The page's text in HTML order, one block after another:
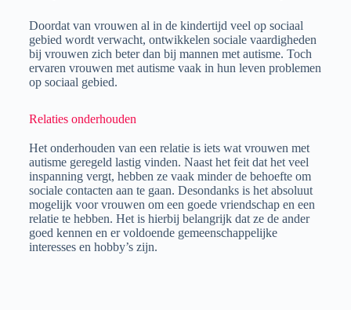
Doordat van vrouwen al in de kindertijd veel op sociaal
gebied wordt verwacht, ontwikkelen sociale vaardigheden
bij vrouwen zich beter dan bij mannen met autisme. Toch
ervaren vrouwen met autisme vaak in hun leven problemen
op sociaal gebied.
Relaties onderhouden
Het onderhouden van een relatie is iets wat vrouwen met
autisme geregeld lastig vinden. Naast het feit dat het veel
inspanning vergt, hebben ze vaak minder de behoefte om
sociale contacten aan te gaan. Desondanks is het absoluut
mogelijk voor vrouwen om een goede vriendschap en een
relatie te hebben. Het is hierbij belangrijk dat ze de ander
goed kennen en er voldoende gemeenschappelijke
interesses en hobby’s zijn.